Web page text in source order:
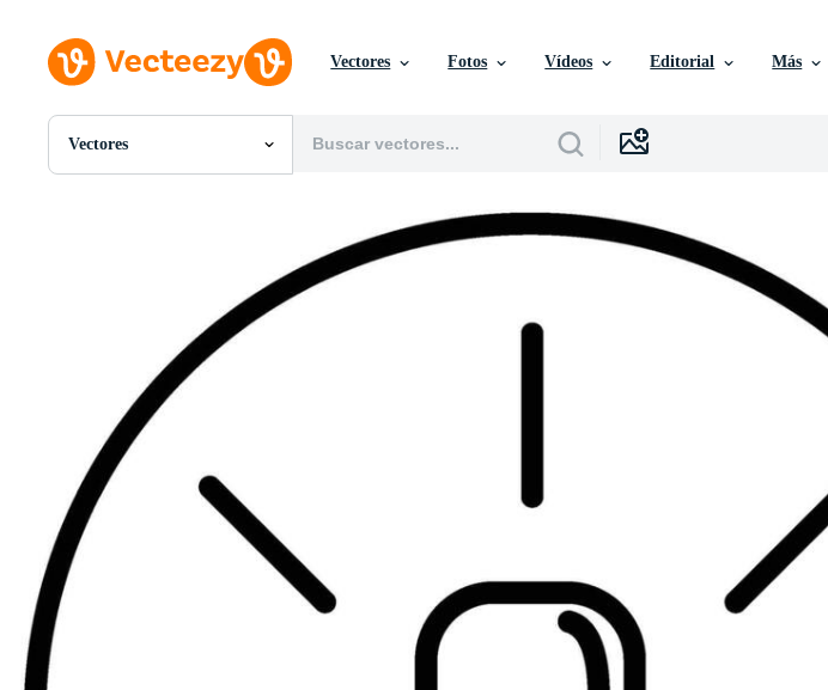
Vectores Fotos Vídeos Editorial Más
Vectores
Todas Imágenes
Gráficos en Movimiento
Imágenes Editoriales
Eventos Editoriales